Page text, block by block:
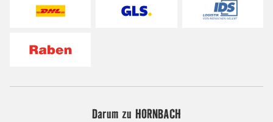
Darum zu HORNBACH